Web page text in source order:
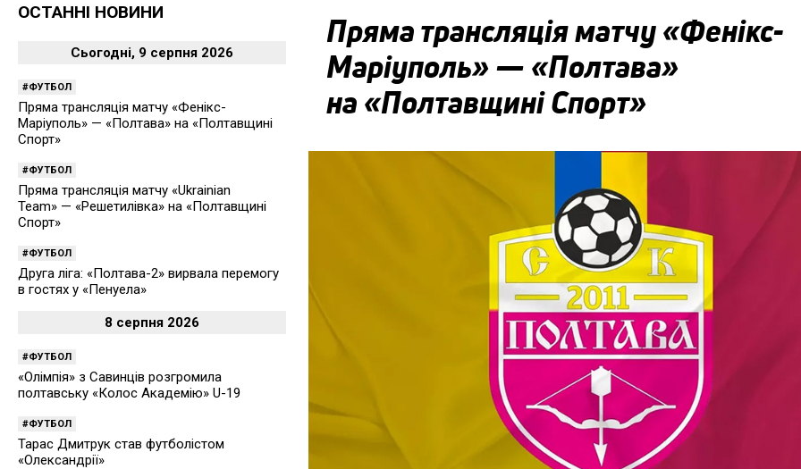
Пряма трансляція матчу «Фенікс-
Маріуполь» — «Полтава»
на «Полтавщині Спорт»
ОСТАННІ НОВИНИ
Сьогодні, 9 серпня 2026
ФУТБОЛ
Пряма трансляція матчу «Фенікс-
Маріуполь» — «Полтава» на «Полтавщині
Спорт»
ФУТБОЛ
Пряма трансляція матчу «Ukrainian
Team» — «Решетилівка» на «Полтавщині
Спорт»
ФУТБОЛ
Друга ліга: «Полтава-2» вирвала перемогу
в гостях у «Пенуела»
8 серпня 2026
ФУТБОЛ
«Олімпія» з Савинців розгромила
полтавську «Колос Академію» U-19
ФУТБОЛ
Тарас Дмитрук став футболістом
«Олександрії»